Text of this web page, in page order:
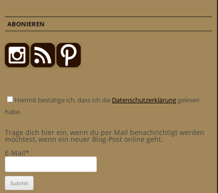
ABONIEREN
Hiermit bestätige ich, dass ich die Datenschutzerklärung gelesen
habe.
Trage dich hier ein, wenn du per Mail benachrichtigt werden
möchtest, wenn ein neuer Blog-Post online geht.
E-Mail*